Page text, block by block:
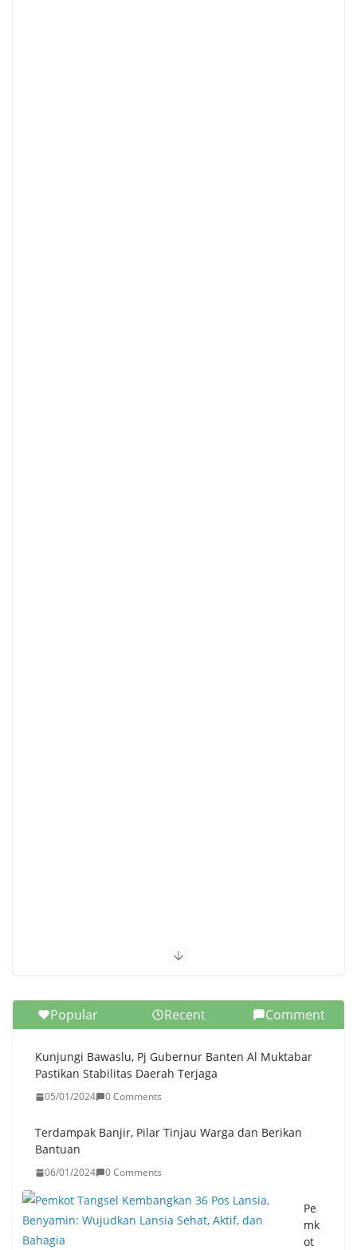
Popular Recent Comment
Kunjungi Bawaslu, Pj Gubernur Banten Al Muktabar
Pastikan Stabilitas Daerah Terjaga
05/01/2024 0 Comments
Terdampak Banjir, Pilar Tinjau Warga dan Berikan
Bantuan
06/01/2024 0 Comments
Pe
mk
ot